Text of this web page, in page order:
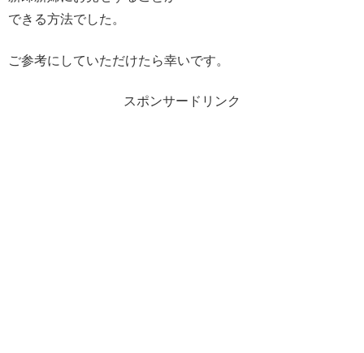
できる方法でした。
ご参考にしていただけたら幸いです。
スポンサードリンク